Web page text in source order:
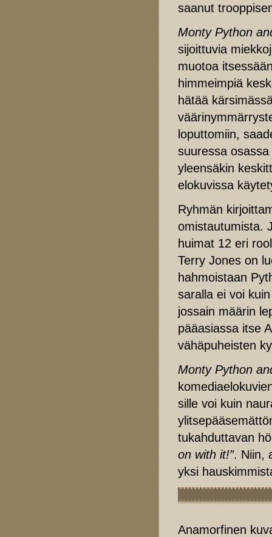
saanut
Monty Python
sijoittuvia
muotoa
himmeimpiä
hätää
loputtomiin,
suuressa
yleensäkin
elokuvissa
Ryhmän
omistautumista.
huimat 12 eri
Terry Jones on
hahmoistaan
saralla ei voi
jossain määrin
pääasiassa itse
vähäpuheisten
Monty Python
sille voi kuin
tukahduttavan
on with it!”. Niin,
yksi
Anamorfinen